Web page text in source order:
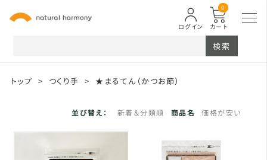
カート
0
ログイン
検索
トップ > つくり手 > ★まるてん（かつお節）
並び替え： 新着＆分類順 商品名 価格が安い